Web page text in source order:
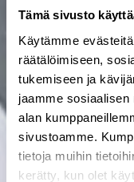
Tämä sivusto
Käytämme
räätälöimiseen,
tukemiseen ja
jaamme
alan
sivustoamme.
tietoja muihin
kerätty, kun olet